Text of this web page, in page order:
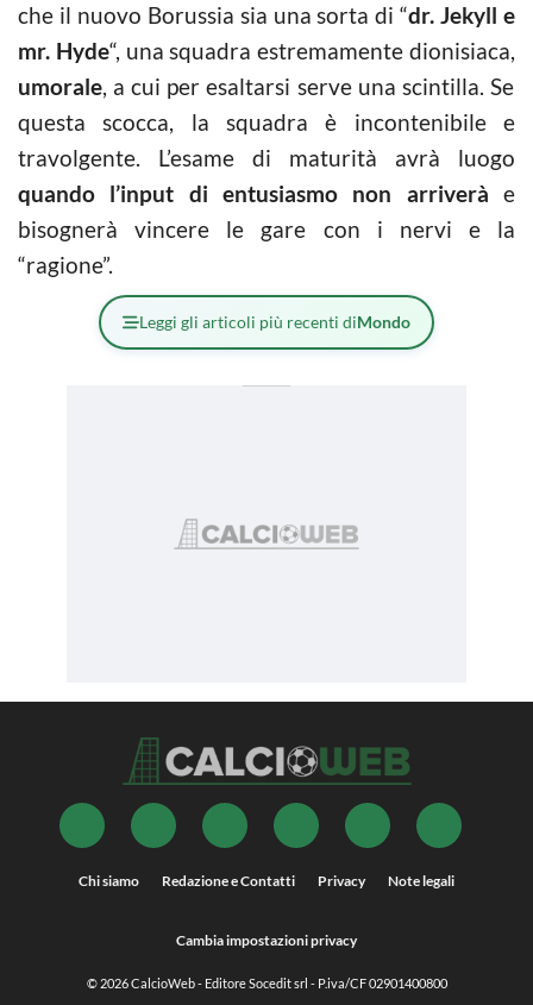
che il nuovo Borussia sia una sorta di “dr. Jekyll e
mr. Hyde“, una squadra estremamente dionisiaca,
umorale, a cui per esaltarsi serve una scintilla. Se
questa scocca, la squadra è incontenibile e
travolgente. L’esame di maturità avrà luogo
quando l’input di entusiasmo non arriverà e
bisognerà vincere le gare con i nervi e la
“ragione”.
Leggi gli articoli più recenti diMondo
Chi siamo Redazione e Contatti Privacy Note legali
Cambia impostazioni privacy
© 2026CalcioWeb- Editore Socedit srl - P.iva/CF 02901400800